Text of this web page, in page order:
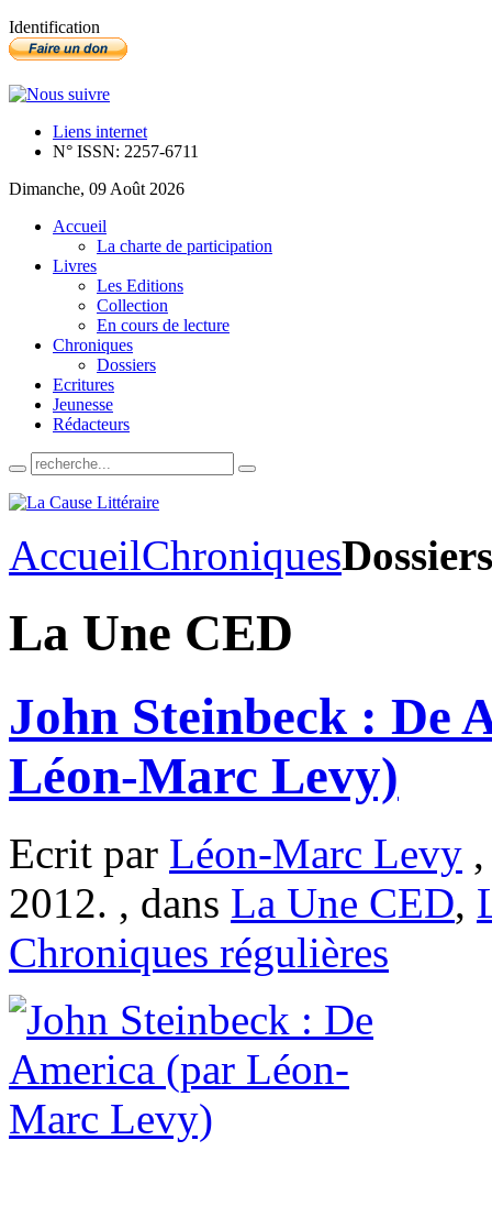
Identification
Liens internet
N° ISSN: 2257-6711
Dimanche, 09 Août 2026
Accueil
La charte de participation
Livres
Les Editions
Collection
En cours de lecture
Chroniques
Dossiers
Ecritures
Jeunesse
Rédacteurs
AccueilChroniquesDossiers
La Une CED
John Steinbeck : De
Léon-Marc Levy)
Ecrit par Léon-Marc Levy
2012. , dans La Une CED,
Chroniques régulières